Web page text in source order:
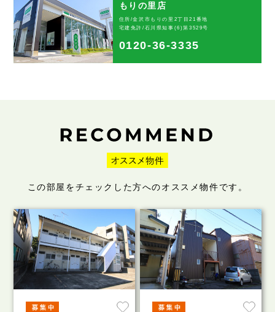
もりの里店
住所/金沢市もりの里2丁目21番地
宅建免許/石川県知事(6)第3529号
0120-36-3335
この部屋をチェックした方へのオススメ物件です。